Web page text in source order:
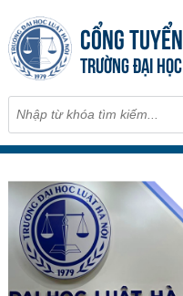
CỔNG
TRƯỜNG ĐẠI